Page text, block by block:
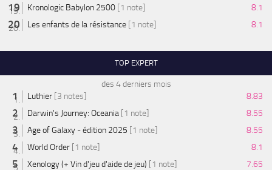
Kronologic Babylon 2500 [1 note]
8.1
Les enfants de la résistance [1 note] 8.1
TOP EXPERT
des 4 derniers mois
Luthier [3 notes]
8.83
Darwin's Journey: Oceania [1 note]
8.55
Age of Galaxy - édition 2025 [1 note]
8.55
World Order [1 note]
8.1
Xenology (+ Vin d'jeu d'aide de jeu) [1 note]
7.65